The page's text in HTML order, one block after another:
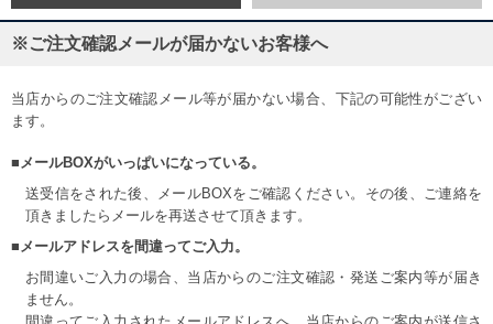
※ご注文確認メールが届かないお客様へ
当店からのご注文確認メール等が届かない場合、下記の可能性がござい
ます。
■メールBOXがいっぱいになっている。
送受信をされた後、メールBOXをご確認ください。その後、ご連絡を
頂きましたらメールを再送させて頂きます。
■メールアドレスを間違ってご入力。
お間違いご入力の場合、当店からのご注文確認・発送ご案内等が届き
ません。